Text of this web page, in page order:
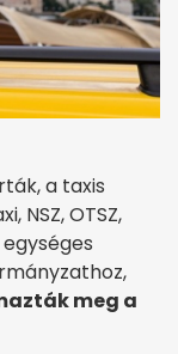
a taxis
NSZ, OTSZ,
meg a